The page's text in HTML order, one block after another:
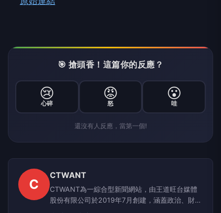
🎯 搶頭香！這篇你的反應？
😢
心碎
😡
怒
😮
哇
還沒有人反應，當第一個!
C
CTWANT
CTWANT為一綜合型新聞網站，由王道旺台媒體
股份有限公司於2019年7月創建，涵蓋政治、財
經、社會、娛樂、漂亮、生活、國際、影音等八大